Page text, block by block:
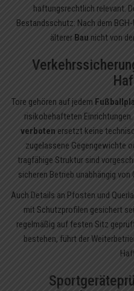
haftungsrechtlich relevant.
Bestandsschutz: Nach dem
älterer Bau nicht von
Tore gehören auf jedem
risikobehafteten Einrichtungen.
verboten ersetzt keine
zugelassene Gegengewichte
tragfähige Struktur sind
sicheren Betrieb unabhängig
Auch Details an Pfosten und
mit Schutzprofilen gesichert
regelmäßig auf festen Sitz
bestehen, führt der